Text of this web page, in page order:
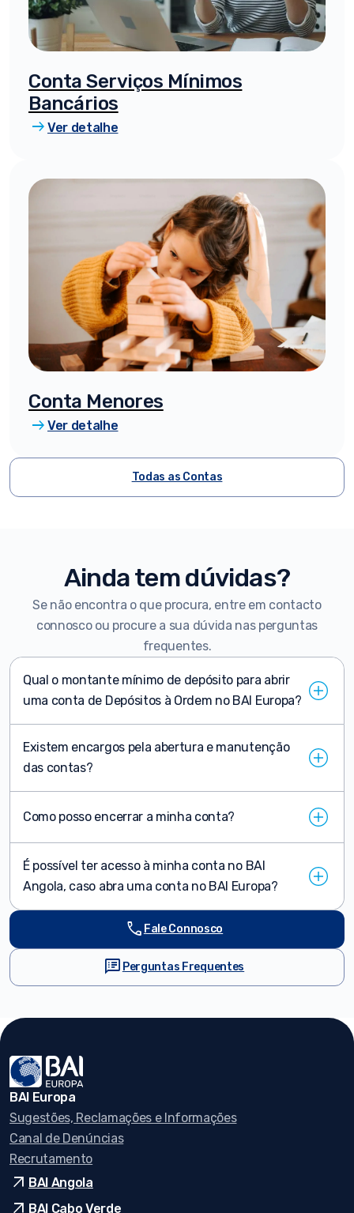
Conta Serviços Mínimos
Bancários
arrow_right_alt Ver detalhe
Conta Menores
arrow_right_alt Ver detalhe
Todas as Contas
Ainda tem dúvidas?
Se não encontra o que procura, entre em contacto
connosco ou procure a sua dúvida nas perguntas
frequentes.
Qual o montante mínimo de depósito para abrir
uma conta de Depósitos à Ordem no BAI Europa?
Existem encargos pela abertura e manutenção
das contas?
Como posso encerrar a minha conta?
É possível ter acesso à minha conta no BAI
Angola, caso abra uma conta no BAI Europa?
callFale Connosco
speaker_notesPerguntas Frequentes
BAI Europa
Sugestões, Reclamações e Informações
Canal de Denúncias
Recrutamento
arrow_outward BAI Angola
BAI Cabo Verde